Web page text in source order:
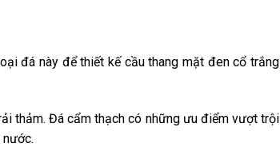
đá này để thiết kế cầu thang mặt đen cổ trắng
thảm. Đá cẩm thạch có những ưu điểm vượt trội